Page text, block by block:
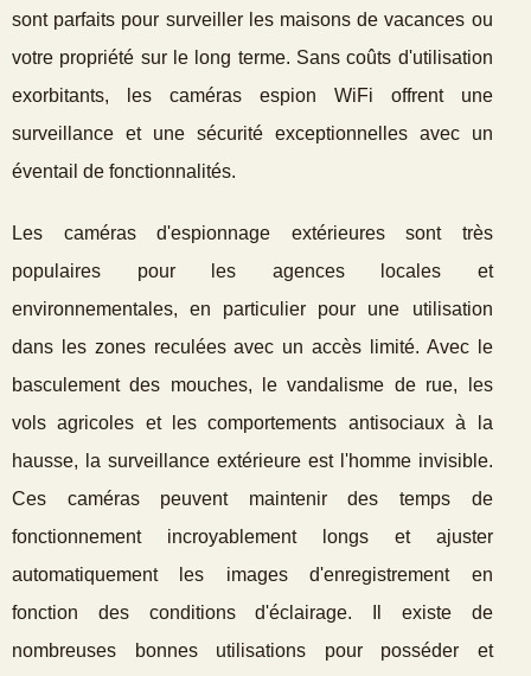
sont parfaits pour surveiller les maisons de vacances ou
votre propriété sur le long terme. Sans coûts d'utilisation
exorbitants, les caméras espion WiFi offrent une
surveillance et une sécurité exceptionnelles avec un
éventail de fonctionnalités.
Les caméras d'espionnage extérieures sont très
populaires pour les agences locales et
environnementales, en particulier pour une utilisation
dans les zones reculées avec un accès limité. Avec le
basculement des mouches, le vandalisme de rue, les
vols agricoles et les comportements antisociaux à la
hausse, la surveillance extérieure est l'homme invisible.
Ces caméras peuvent maintenir des temps de
fonctionnement incroyablement longs et ajuster
automatiquement les images d'enregistrement en
fonction des conditions d'éclairage. Il existe de
nombreuses bonnes utilisations pour posséder et